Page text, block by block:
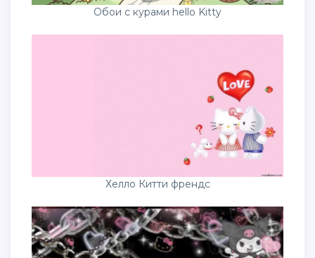
Обои с курами hello Kitty
Хелло Китти френдс